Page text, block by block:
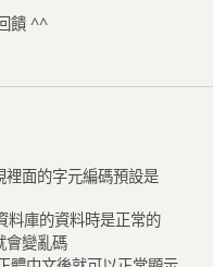
饋 ^^
面的字元編碼預設是
庫的資料時是正常的
會變亂碼